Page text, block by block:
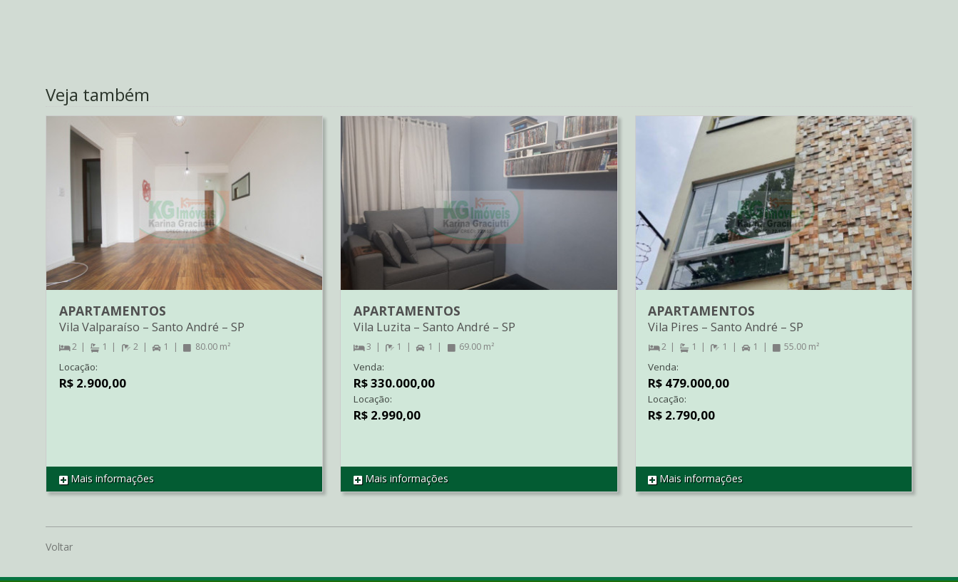
Veja também
REF AP2758
APARTAMENTOS
Vila Valparaíso – Santo André – SP
2 1 2 1 80.00 m²
Locação:
R$ 2.900,00
Mais informações REF AP3062
APARTAMENTOS
Vila Luzita – Santo André – SP
3 1 1 69.00 m²
Venda:
R$ 330.000,00
Locação:
R$ 2.990,00
Mais informações REF CO3174
APARTAMENTOS
Vila Pires –Santo André –SP
2 1 1 1 55.00 m²
Venda:
R$ 479.000,00
Locação:
R$ 2.790,00
Mais informações
Voltar